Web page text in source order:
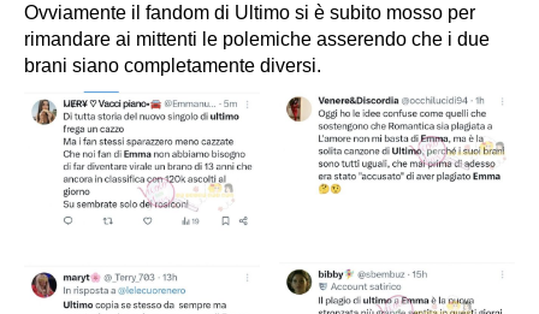
Ovviamente il fandom di Ultimo si è subito mosso per
rimandare ai mittenti le polemiche asserendo che i due
brani siano completamente diversi.